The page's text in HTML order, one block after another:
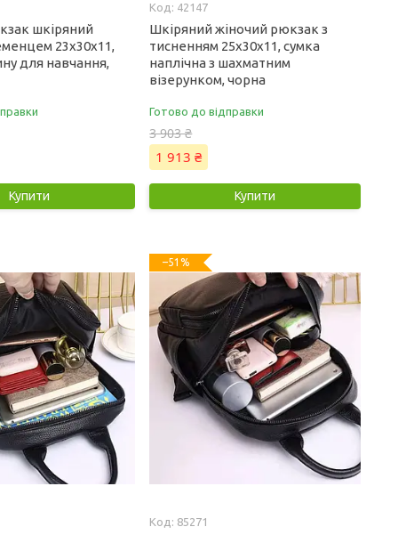
шкіряний
23х30х11,
для навчання,
Купити
42147
Шкіряний жіночий рюкзак з
тисненням 25х30х11, сумка
наплічна з шахматним
візерунком, чорна
Готово до відправки
3 903 ₴
1 913 ₴
Купити
–51%
85271